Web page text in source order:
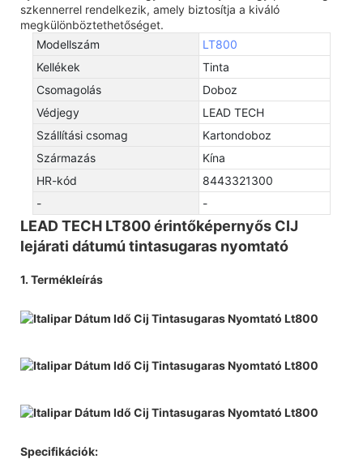
szkennerrel rendelkezik, amely biztosítja a kiváló
megkülönböztethetőséget.
Modellszám
LT800
Kellékek
Tinta
Csomagolás
Doboz
Védjegy
LEAD TECH
Szállítási csomag
Kartondoboz
Származás
Kína
HR-kód
8443321300
-
-
LEAD TECH LT800 érintőképernyős CIJ
lejárati dátumú tintasugaras nyomtató
1. Termékleírás
Specifikációk: